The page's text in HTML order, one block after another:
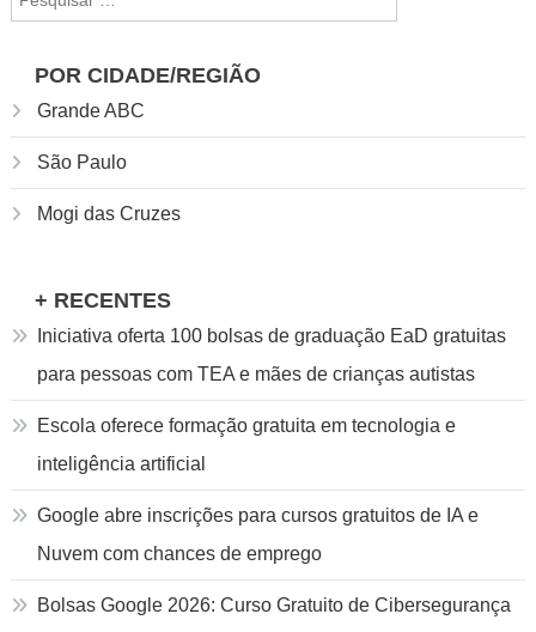
por:
POR CIDADE/REGIÃO
Grande ABC
São Paulo
Mogi das Cruzes
+ RECENTES
Iniciativa oferta 100 bolsas de graduação EaD gratuitas
para pessoas com TEA e mães de crianças autistas
Escola oferece formação gratuita em tecnologia e
inteligência artificial
Google abre inscrições para cursos gratuitos de IA e
Nuvem com chances de emprego
Bolsas Google 2026: Curso Gratuito de Cibersegurança